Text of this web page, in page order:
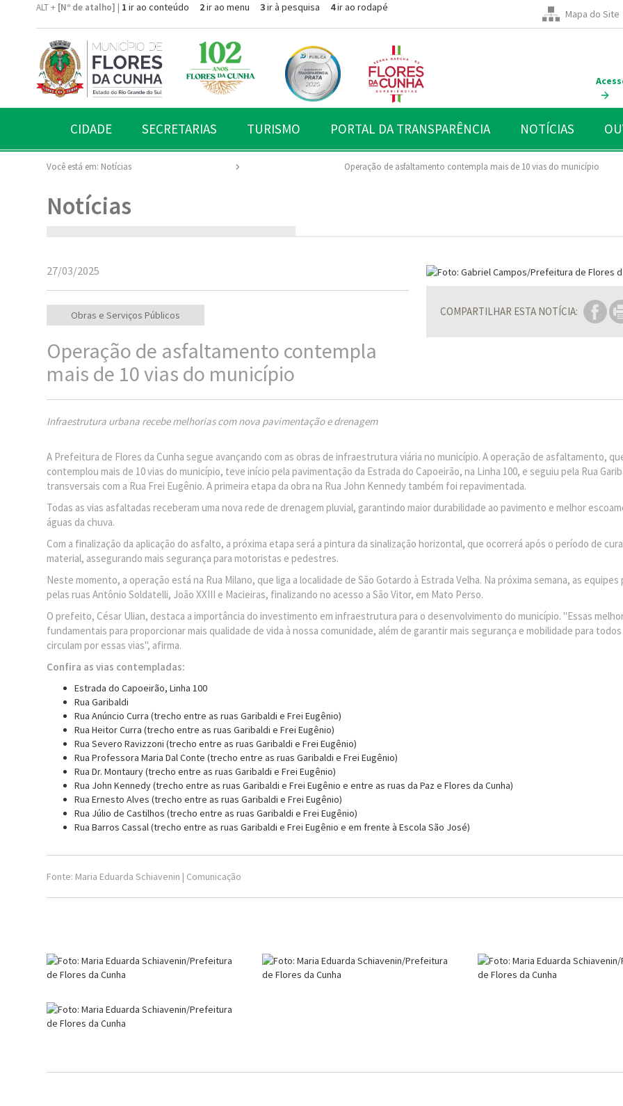
ALT + [Nº de atalho] | 1 ir ao conteúdo 2ir ao menu 3ir à pesquisa 4ir ao rodapé
Mapa do Site
CIDADE SECRETARIAS TURISMO PORTAL DA TRANSPARÊNCIA NOTÍCIAS
Você está em: Notícias Operação de asfaltamento contempla mais de 10 vias do município
Notícias
COMPARTILHAR ESTA NOTÍCIA:
27/03/2025
Obras e Serviços Públicos
Operação de asfaltamento contempla
mais de 10 vias do município
Infraestrutura urbana recebe melhorias com nova pavimentação e drenagem
A Prefeitura de Flores da Cunha segue avançando com as obras de infraestrutura viária no município. A operação de asfaltamento,
contemplou mais de 10 vias do município, teve início pela pavimentação da Estrada do Capoeirão, na Linha 100, e seguiu pela Rua
transversais com a Rua Frei Eugênio. A primeira etapa da obra na Rua John Kennedy também foi repavimentada.
Todas as vias asfaltadas receberam uma nova rede de drenagem pluvial, garantindo maior durabilidade ao pavimento e melhor
águas da chuva.
Com a finalização da aplicação do asfalto, a próxima etapa será a pintura da sinalização horizontal, que ocorrerá após o período de
material, assegurando mais segurança para motoristas e pedestres.
Neste momento, a operação está na Rua Milano, que liga a localidade de São Gotardo à Estrada Velha. Na próxima semana, as equipes
pelas ruas Antônio Soldatelli, João XXIII e Macieiras, finalizando no acesso a São Vitor, em Mato Perso.
O prefeito, César Ulian, destaca a importância do investimento em infraestrutura para o desenvolvimento do município. "Essas
fundamentais para proporcionar mais qualidade de vida à nossa comunidade, além de garantir mais segurança e mobilidade para
circulam por essas vias", afirma.
Confira as vias contempladas:
Estrada do Capoeirão, Linha 100
Rua Garibaldi
Rua Anúncio Curra (trecho entre as ruas Garibaldi e Frei Eugênio)
Rua Heitor Curra (trecho entre as ruas Garibaldi e Frei Eugênio)
Rua Severo Ravizzoni (trecho entre as ruas Garibaldi e Frei Eugênio)
Rua Professora Maria Dal Conte (trecho entre as ruas Garibaldi e Frei Eugênio)
Rua Dr. Montaury (trecho entre as ruas Garibaldi e Frei Eugênio)
Rua John Kennedy (trecho entre as ruas Garibaldi e Frei Eugênio e entre as ruas da Paz e Flores da Cunha)
Rua Ernesto Alves (trecho entre as ruas Garibaldi e Frei Eugênio)
Rua Júlio de Castilhos (trecho entre as ruas Garibaldi e Frei Eugênio)
Rua Barros Cassal (trecho entre as ruas Garibaldi e Frei Eugênio e em frente à Escola São José)
Fonte: Maria Eduarda Schiavenin | Comunicação